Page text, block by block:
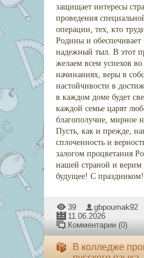
защищает интересы
проведения
операции, тех, кто
Родины и
надежный тыл. B этот
желаем всем успехов во
начинаниях, веры в
настойчивости в
в каждом доме будет
каждой семье царят
благополучие, мирное
Пусть, как и прежде,
сплоченность и
залогом процветания
нашей страной и верим
будущее! C
39
gbpoumak92
11.06.2026
Комментарии (0)
В колледже